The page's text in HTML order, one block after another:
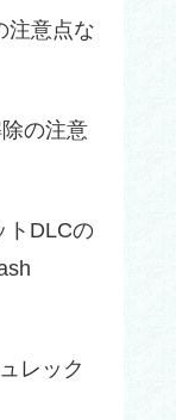
注意点な
の注意
トDLCの
レック